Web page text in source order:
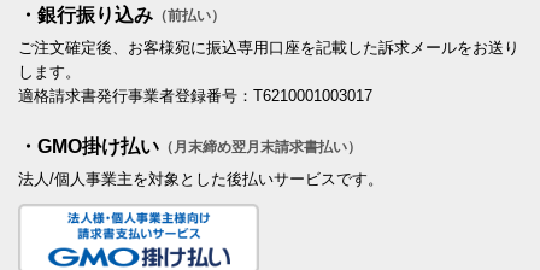
・銀行振り込み （前払い）
ご注文確定後、お客様宛に振込専用口座を記載した訴求メールをお送り
します。
適格請求書発行事業者登録番号：T6210001003017
・GMO掛け払い （月末締め翌月末請求書払い）
法人/個人事業主を対象とした後払いサービスです。